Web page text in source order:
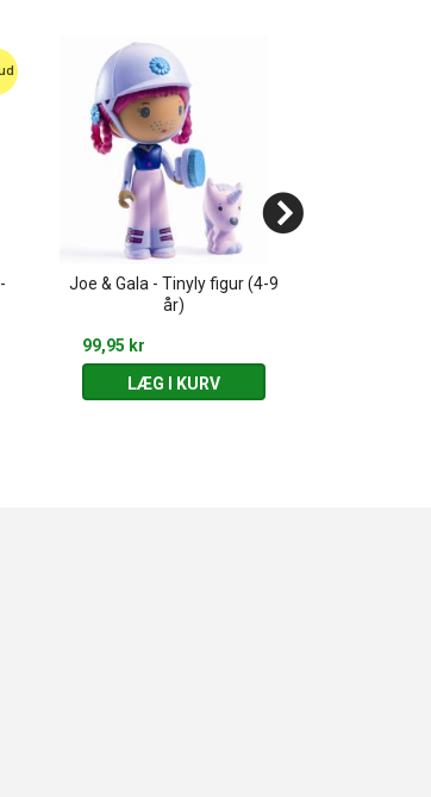
Joe & Gala - Tinyly figur (4-9
år)
99,95 kr
LÆG I KURV